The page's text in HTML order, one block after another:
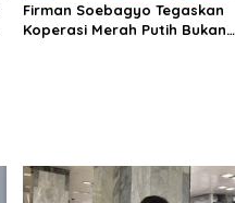
Firman Soebagyo Tegaskan
Koperasi Merah Putih Bukan